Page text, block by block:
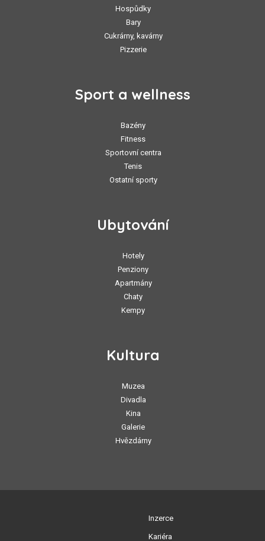
Hospůdky
Bary
Cukrárny, kavárny
Pizzerie
Sport a wellness
Bazény
Fitness
Sportovní centra
Tenis
Ostatní sporty
Ubytování
Hotely
Penziony
Apartmány
Chaty
Kempy
Kultura
Muzea
Divadla
Kina
Galerie
Hvězdárny
Inzerce
Kariéra